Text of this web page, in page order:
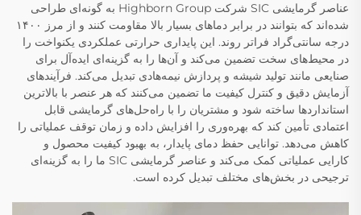
عناصر گرمایشی SIC شرکت Highborn Group به گونه‌ای طراحی
شده‌اند که بتوانند در برابر دماهای بسیار بالا مقاومت کنند و از مرز ۱۴۰۰
درجه سانتی‌گراد فراتر روند. این پایداری حرارتی عملکردی یکنواخت را
در محیط‌های سخت تضمین می‌کند و آن‌ها را به گزینه‌ای ایده‌آل برای
صنایعی مانند تولید شیشه و پردازش نیمه‌هادی تبدیل می‌کند. فرآیندهای
آزمایش دقیق و کنترل کیفیت ما تضمین می‌کنند که هر عنصر با بالاترین
استانداردها ساخته شود و مشتریان را با راه‌حل‌های گرمایشی قابل
اعتمادی تأمین کند که بهره‌وری را افزایش داده و زمان توقف عملیاتی را
کاهش می‌دهد. توانایی حفظ دمای پایدار، به بهبود کیفیت محصول و
کارایی عملیاتی کمک می‌کند و عناصر گرمایشی SIC ما را به گزینه‌ای
ترجیحی در بخش‌های مختلف تبدیل کرده است.